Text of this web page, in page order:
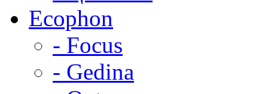
Ecophon
- Focus
- Gedina